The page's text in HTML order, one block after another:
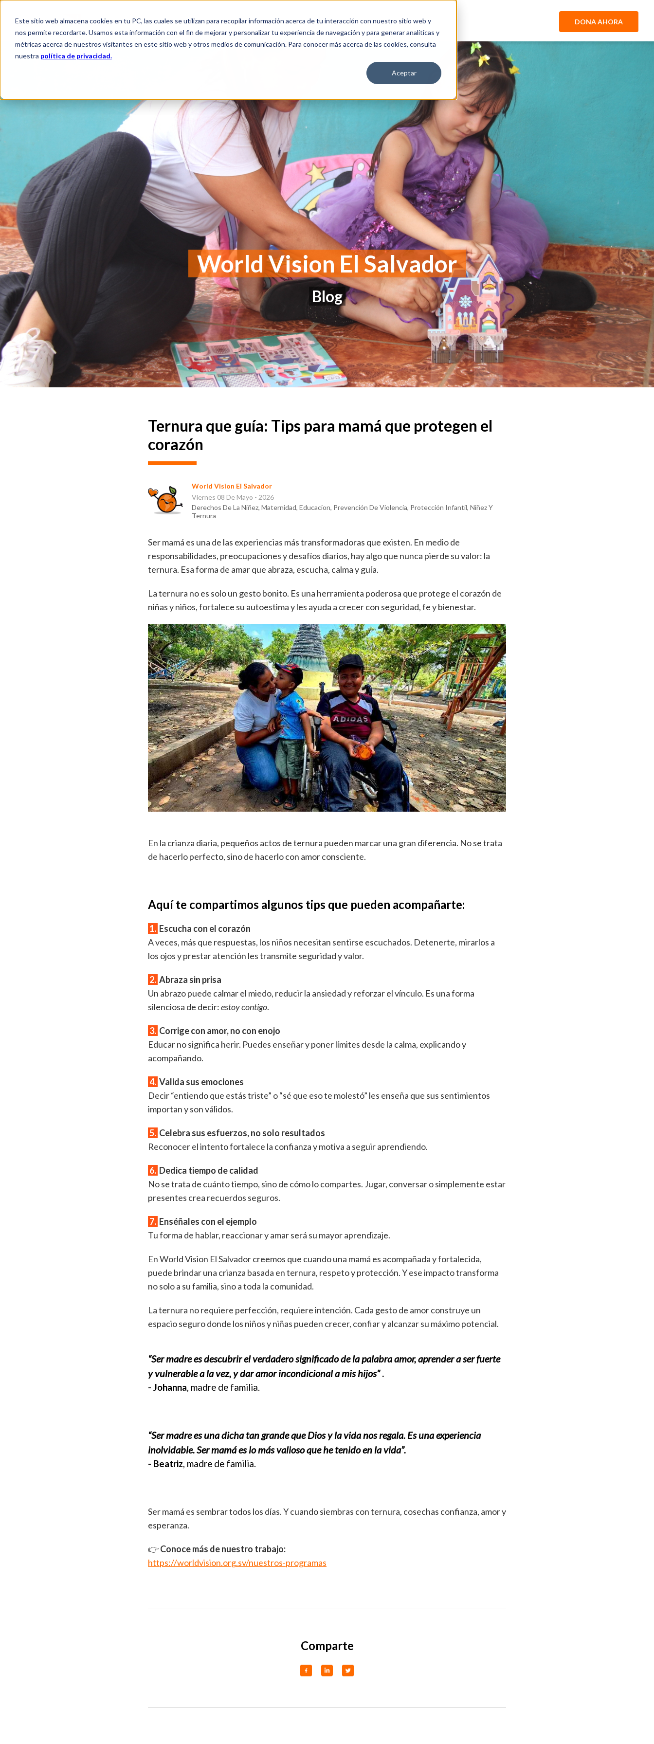
Este sitio web almacena cookies en tu PC, las cuales se utilizan para recopilar información acerca de tu interacción con nuestro sitio web y
nos permite recordarte. Usamos esta información con el fin de mejorar y personalizar tu experiencia de navegación y para generar analíticas y
métricas acerca de nuestros visitantes en este sitio web y otros medios de comunicación. Para conocer más acerca de las cookies, consulta
nuestra política de privacidad.
Aceptar
QUIÉNES SOMOS QUÉ HACEMOS ÚNETE CA4 MEDIA DONA AHORA
World Vision El Salvador
Blog
Ternura que guía: Tips para mamá que protegen el
corazón
World Vision El Salvador
Viernes 08 De Mayo - 2026
Derechos De La Niñez, Maternidad, Educacion, Prevención De Violencia, Protección Infantil, Niñez Y
Ternura
Ser mamá es una de las experiencias más transformadoras que existen. En medio de
responsabilidades, preocupaciones y desafíos diarios, hay algo que nunca pierde su valor: la
ternura. Esa forma de amar que abraza, escucha, calma y guía.
La ternura no es solo un gesto bonito. Es una herramienta poderosa que protege el corazón de
niñas y niños, fortalece su autoestima y les ayuda a crecer con seguridad, fe y bienestar.
En la crianza diaria, pequeños actos de ternura pueden marcar una gran diferencia. No se trata
de hacerlo perfecto, sino de hacerlo con amor consciente.
Aquí te compartimos algunos tips que pueden acompañarte:
1. Escucha con el corazón
A veces, más que respuestas, los niños necesitan sentirse escuchados. Detenerte, mirarlos a
los ojos y prestar atención les transmite seguridad y valor.
2. Abraza sin prisa
Un abrazo puede calmar el miedo, reducir la ansiedad y reforzar el vínculo. Es una forma
silenciosa de decir:estoy contigo.
3. Corrige con amor, no con enojo
Educar no significa herir. Puedes enseñar y poner límites desde la calma, explicando y
acompañando.
4. Valida sus emociones
Decir “entiendo que estás triste” o “sé que eso te molestó” les enseña que sus sentimientos
importan y son válidos.
5. Celebra sus esfuerzos, no solo resultados
Reconocer el intento fortalece la confianza y motiva a seguir aprendiendo.
6. Dedica tiempo de calidad
No se trata de cuánto tiempo, sino de cómo lo compartes. Jugar, conversar o simplemente estar
presentes crea recuerdos seguros.
7. Enséñales con el ejemplo
Tu forma de hablar, reaccionar y amar será su mayor aprendizaje.
En World Vision El Salvador creemos que cuando una mamá es acompañada y fortalecida,
puede brindar una crianza basada en ternura, respeto y protección. Y ese impacto transforma
no solo a su familia, sino a toda la comunidad.
La ternura no requiere perfección, requiere intención. Cada gesto de amor construye un
espacio seguro donde los niños y niñas pueden crecer, confiar y alcanzar su máximo potencial.
“Ser madre es descubrir el verdadero significado de la palabra amor, aprender a ser fuerte
y vulnerable a la vez, y dar amor incondicional a mis hijos”.
- Johanna, madre de familia.
“Ser madre es una dicha tan grande que Dios y la vida nos regala. Es una experiencia
inolvidable. Ser mamá es lo más valioso que he tenido en la vida”.
- Beatriz, madre de familia.
Ser mamá es sembrar todos los días. Y cuando siembras con ternura, cosechas confianza, amor y
esperanza.
👉Conoce más de nuestro trabajo:
https://worldvision.org.sv/nuestros-programas
Comparte